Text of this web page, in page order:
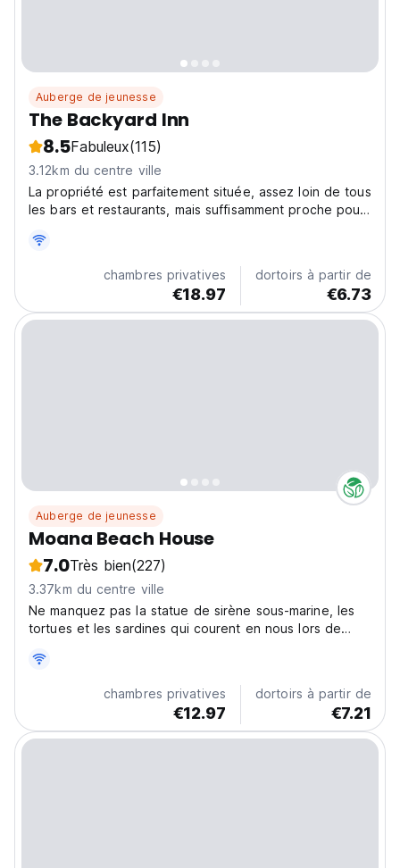
Auberge de jeunesse
The Backyard Inn
8.5Fabuleux(115)
3.12km du centre ville
La propriété est parfaitement située, assez loin de tous
les bars et restaurants, mais suffisamment proche pour
plage.
chambres privatives
€18.97
dortoirs à partir de
€6.73
Auberge de jeunesse
Moana Beach House
7.0Très bien(227)
3.37km du centre ville
Ne manquez pas la statue de sirène sous-marine, les
tortues et les sardines qui courent en nous lors de
chambres privatives
€12.97
dortoirs à partir de
€7.21